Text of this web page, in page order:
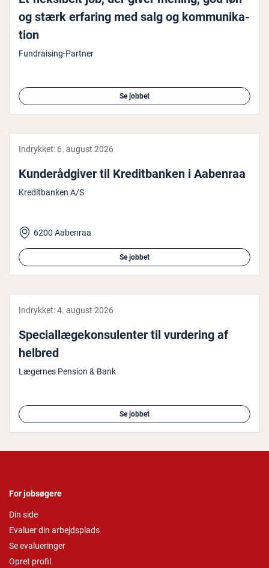
og stærk erfaring med salg og kom­mu­ni­ka­
tion
Fundraising-Partner
Se jobbet
Indrykket: 6. august 2026
Kun­de­rå­d­gi­ver til Kre­dit­ban­ken i Aabenraa
Kreditbanken A/S
6200 Aabenraa
Se jobbet
Indrykket:4. august 2026
Spe­ci­al­læge­kon­su­len­ter til vurdering af
helbred
Lægernes Pension & Bank
Se jobbet
For jobsøgere
Din side
Evaluer din arbejdsplads
Se evalueringer
Opret profil